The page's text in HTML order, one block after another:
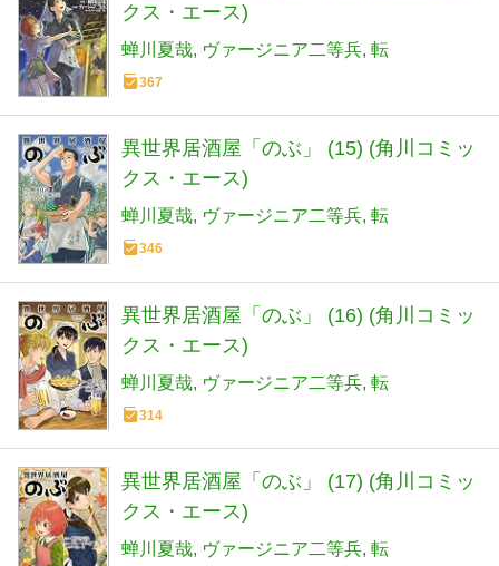
クス・エース)
蝉川夏哉 ヴァージニア二等兵 転
367
異世界居酒屋「のぶ」 (15) (角川コミッ
クス・エース)
蝉川夏哉 ヴァージニア二等兵 転
346
異世界居酒屋「のぶ」 (16) (角川コミッ
クス・エース)
蝉川夏哉 ヴァージニア二等兵 転
314
異世界居酒屋「のぶ」 (17) (角川コミッ
クス・エース)
蝉川夏哉 ヴァージニア二等兵 転